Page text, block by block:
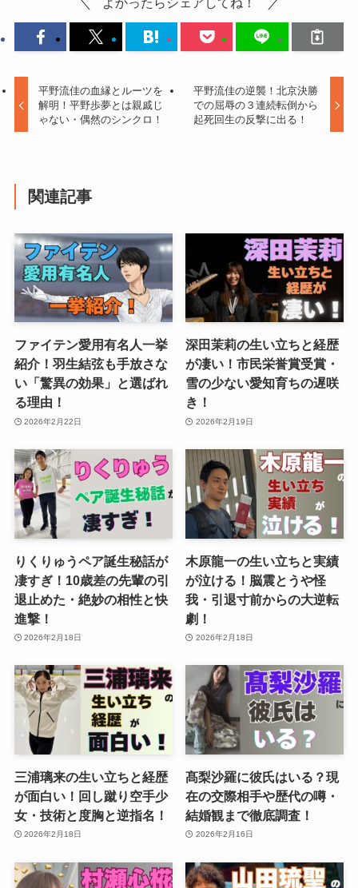
平野流佳の血縁とルーツを
解明！平野歩夢とは親戚じ
ゃない・偶然のシンクロ！
平野流佳の逆襲！北京決勝
での屈辱の３連続転倒から
起死回生の反撃に出る！
関連記事
ファイテン愛用有名人一挙
紹介！羽生結弦も手放さな
い「驚異の効果」と選ばれ
る理由！
2026年2月22日
深田茉莉の生い立ちと経歴
が凄い！市民栄誉賞受賞・
雪の少ない愛知育ちの遅咲
き！
2026年2月19日
りくりゅうペア誕生秘話が
凄すぎ！10歳差の先輩の引
退止めた・絶妙の相性と快
進撃！
2026年2月18日
木原龍一の生い立ちと実績
が泣ける！脳震とうや怪
我・引退寸前からの大逆転
劇！
2026年2月18日
三浦璃来の生い立ちと経歴
が面白い！回し蹴り空手少
女・技術と度胸と逆指名！
2026年2月18日
髙梨沙羅に彼氏はいる？現
在の交際相手や歴代の噂・
結婚観まで徹底調査！
2026年2月16日